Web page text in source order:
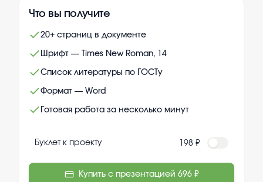
Что вы получите
20+ страниц в документе
Шрифт — Times New Roman, 14
Список литературы по ГОСТу
Формат — Word
Готовая работа за несколько минут
Буклет к проекту 198 ₽
Купить с презентацией 696 ₽